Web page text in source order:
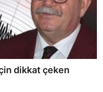
dikkat çeken